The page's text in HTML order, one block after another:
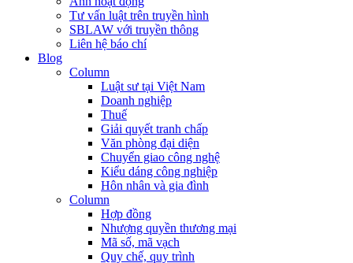
Tư vấn luật trên truyền hình
SBLAW với truyền thông
Liên hệ báo chí
Blog
Column
Luật sư tại Việt Nam
Doanh nghiệp
Thuế
Giải quyết tranh chấp
Văn phòng đại diện
Chuyển giao công nghệ
Kiểu dáng công nghiệp
Hôn nhân và gia đình
Column
Hợp đồng
Nhượng quyền thương mại
Mã số, mã vạch
Quy chế, quy trình